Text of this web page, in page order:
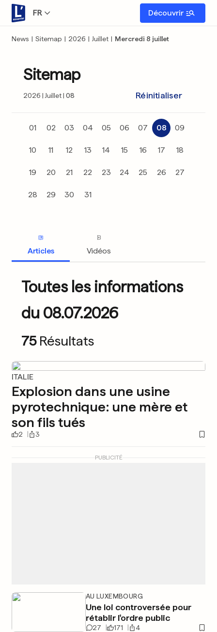
FR Découvrir
News | Sitemap | 2026 | Juillet | Mercredi 8 juillet
Sitemap
2026 Juillet 08 Réinitialiser
01 02 03 04 05 06 07 08 09
10 11 12 13 14 15 16 17 18
19 20 21 22 23 24 25 26 27
28 29 30 31
Articles Vidéos
Toutes les informations
du 08.07.2026
75 Résultats
ITALIE
Explosion dans une usine
pyrotechnique: une mère et
son fils tués
2 3
AU LUXEMBOURG
Une loi controversée pour
rétablir l'ordre public
27 171 4
PUBLICITÉ